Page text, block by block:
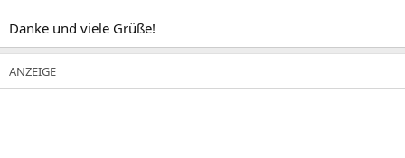
Danke und viele Grüße!